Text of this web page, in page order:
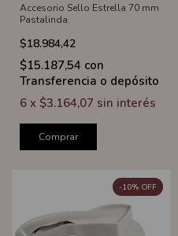
Accesorio Sello Estrella 70 mm
Pastalinda
$18.984,42
$15.187,54 con
Transferencia o depósito
6 x $3.164,07 sin interés
Comprar
-10% OFF